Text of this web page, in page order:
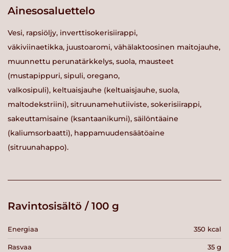
Ainesosaluettelo
Vesi, rapsiöljy, inverttisokerisiirappi,
väkiviinaetikka, juustoaromi, vähälaktoosinen maitojauhe,
muunnettu perunatärkkelys, suola, mausteet
(mustapippuri, sipuli, oregano,
valkosipuli), keltuaisjauhe (keltuaisjauhe, suola,
maltodekstriini), sitruunamehutiiviste, sokerisiirappi,
sakeuttamisaine (ksantaanikumi), säilöntäaine
(kaliumsorbaatti), happamuudensäätöaine
(sitruunahappo).
Ravintosisältö / 100 g
Energiaa 350 kcal
Rasvaa 35 g